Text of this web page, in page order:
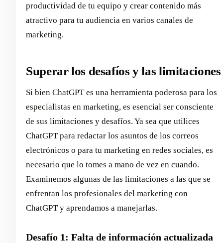
productividad de tu equipo y crear contenido más
atractivo para tu audiencia en varios canales de
marketing.
Superar los desafíos y las limitaciones
Si bien ChatGPT es una herramienta poderosa para los
especialistas en marketing, es esencial ser consciente
de sus limitaciones y desafíos. Ya sea que utilices
ChatGPT para redactar los asuntos de los correos
electrónicos o para tu marketing en redes sociales, es
necesario que lo tomes a mano de vez en cuando.
Examinemos algunas de las limitaciones a las que se
enfrentan los profesionales del marketing con
ChatGPT y aprendamos a manejarlas.
Desafío 1: Falta de información actualizada